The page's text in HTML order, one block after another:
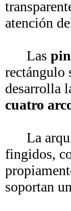
atención
Las
rectángulo
desarrolla
cuatro
La
fingidos,
soportan